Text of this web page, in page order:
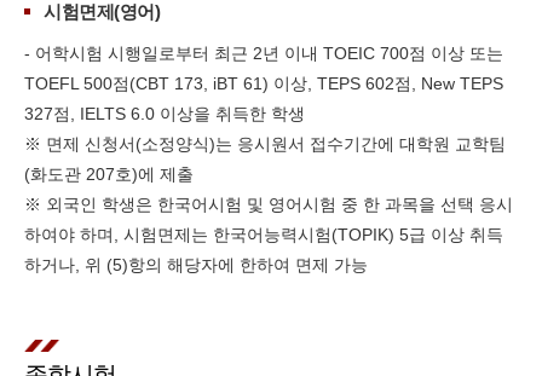
시험면제(영어)
- 어학시험 시행일로부터 최근 2년 이내 TOEIC 700점 이상 또는
TOEFL 500점(CBT 173, iBT 61) 이상, TEPS 602점, New TEPS
327점, IELTS 6.0 이상을 취득한 학생
※ 면제 신청서(소정양식)는 응시원서 접수기간에 대학원 교학팀
(화도관 207호)에 제출
※ 외국인 학생은 한국어시험 및 영어시험 중 한 과목을 선택 응시
하여야 하며, 시험면제는 한국어능력시험(TOPIK) 5급 이상 취득
하거나, 위 (5)항의 해당자에 한하여 면제 가능